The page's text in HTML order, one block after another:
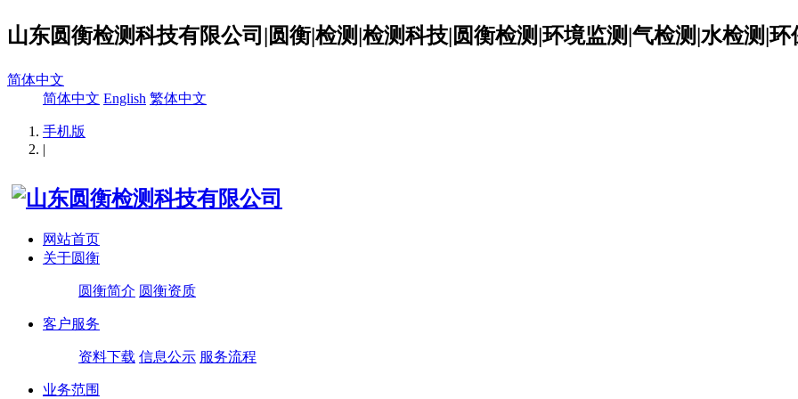
山东圆衡检测科技有限公司|圆衡|检测|检测科技|圆衡检测|环境监测|气检测|水检测|环
简体中文
简体中文 English 繁体中文
手机版
|
网站首页
关于圆衡
圆衡简介 圆衡资质
客户服务
资料下载 信息公示 服务流程
业务范围